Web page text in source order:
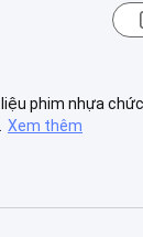
phim nhựa
Xem thêm